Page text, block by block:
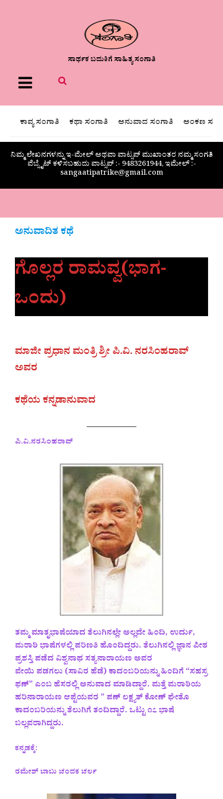
ಸಾರ್ಥಕ ಬದುಕಿಗೆ ಸಾಹಿತ್ಯ ಸಂಗಾತಿ
Menu
ಕಾವ್ಯ ಸಂಗಾತಿ ಕಥಾ ಸಂಗಾತಿ ಅನುವಾದ ಸಂಗಾತಿ ಅಂಕಣ
ನಿಮ್ಮ ಲೇಖನಗಳನ್ನು ಇ-ಮೇಲ್ ಅಥವಾ ವಾಟ್ಸಪ್ ಮುಖಾಂತರ ನಮ್ಮ ಸಂಗತಿ
ವೆಬ್ಸೈಟ್ ಕಳಿಸಬಹುದು ವಾಟ್ಸಪ್‌ :- 9483261944, ಇಮೇಲ್ :-
sangaatipatrike@gmail.com
ಅನುವಾದಿತ ಕಥೆ
ಗೊಲ್ಲರ ರಾಮವ್ವ(ಭಾಗ-
ಒಂದು)
ಮಾಜೀ ಪ್ರಧಾನ ಮಂತ್ರಿ ಶ್ರೀ ಪಿ.ವಿ. ನರಸಿಂಹರಾವ್
ಅವರ
ಕಥೆಯ ಕನ್ನಡಾನುವಾದ
ಪಿ.ವಿ.ನರಸಿಂಹರಾವ್
ತಮ್ಮ ಮಾತೃಭಾಷೆಯಾದ ತೆಲುಗಿನಲ್ಲೇ ಅಲ್ಲದೇ ಹಿಂದಿ, ಉರ್ದು,
ಮರಾಠಿ ಭಾಷೆಗಳಲ್ಲಿ ಪರಿಣತಿ ಹೊಂದಿದ್ದರು. ತೆಲುಗಿನಲ್ಲಿ ಜ್ಞಾನ ಪೀಠ
ಪ್ರಶಸ್ತಿ‌ ಪಡೆದ ವಿಶ್ವನಾಥ ಸತ್ಯನಾರಾಯಣ ಅವರ
ವೇಯಿ ಪಡಗಲು (ಸಾವಿರ ಹೆಡೆ) ಕಾದಂಬರಿಯನ್ನು ಹಿಂದಿಗೆ “ಸಹಸ್ರ
ಫಣ್” ಎಂಬ ಹೆಸರಲ್ಲಿ ಅನುವಾದ ಮಾಡಿದ್ದಾರೆ. ಮತ್ತೆ ಮರಾಠಿಯ
ಹರಿನಾರಾಯಣ ಆಪ್ಟೆಯವರ ” ಪಣ್ ಲಕ್ಷ್ಯತ್ ಕೋಣ್ ಘೇತೊ
ಕಾದಂಬರಿಯನ್ನು ತೆಲುಗಿಗೆ ತಂದಿದ್ದಾರೆ. ಒಟ್ಟು ೧೭ ಭಾಷೆ
ಬಲ್ಲವರಾಗಿದ್ದರು.
ಕನ್ನಡಕ್ಕೆ:
ರಮೇಶ್ ಬಾಬು ಚಂದಕ ಚರ್ಲ